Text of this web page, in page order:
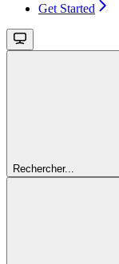
Get Started
Rechercher...